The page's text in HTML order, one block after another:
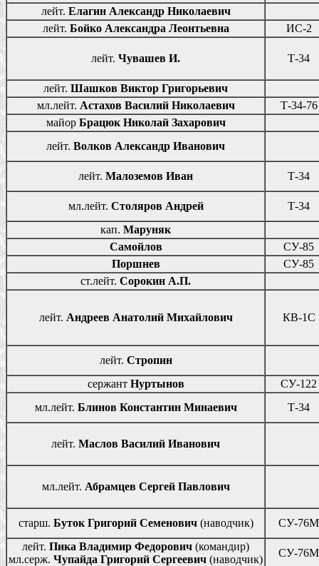
лейт. Елагин Александр Николаевич
лейт. Бойко Александра Леонтьевна ИС-2
лейт. Чувашев И. Т-34
лейт. Шашков Виктор Григорьевич
мл.лейт. Астахов Василий Николаевич
Т-34-76
майор Брацюк Николай Захарович
лейт. Волков Александр Иванович
лейт. Малоземов Иван Т-34
мл.лейт. Столяров Андрей
Т-34
кап. Маруняк
Самойлов
СУ-85
Поршнев
СУ-85
ст.лейт. Сорокин А.П.
лейт. Андреев Анатолий Михайлович КВ-1С
лейт. Стропин
сержант Нуртынов
СУ-122
мл.лейт. Блинов Константин Минаевич Т-34
лейт. Маслов Василий Иванович
мл.лейт. Абрамцев Сергей Павлович
старш. Буток Григорий Семенович(наводчик)
СУ-76М
лейт. Пика Владимир Федорович (командир)
мл.серж. Чупайда Григорий Сергеевич (наводчик)
СУ-76М